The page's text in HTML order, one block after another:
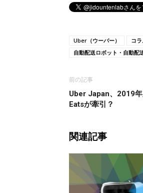
Uber（ウーバー） コラ
自動配送ロボット・自動配
前の記事
Uber Japan、2019
Eatsが牽引？
関連記事